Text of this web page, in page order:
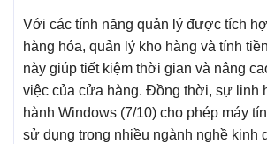
Với các tính năng quản lý được tích
hàng hóa, quản lý kho hàng và tính
này giúp tiết kiệm thời gian và nâng
việc của cửa hàng. Đồng thời, sự linh
hành Windows (7/10) cho phép máy
sử dụng trong nhiều ngành nghề kinh